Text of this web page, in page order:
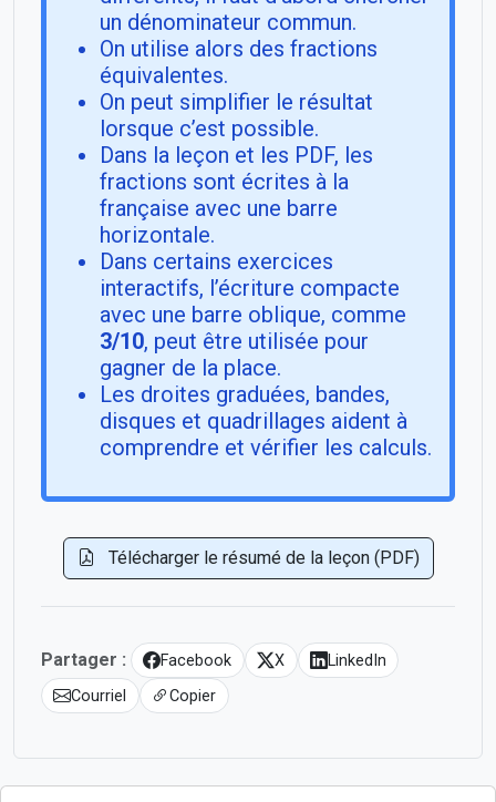
un dénominateur commun.
On utilise alors des fractions
équivalentes.
On peut simplifier le résultat
lorsque c’est possible.
Dans la leçon et les PDF, les
fractions sont écrites à la
française avec une barre
horizontale.
Dans certains exercices
interactifs, l’écriture compacte
avec une barre oblique, comme
3/10, peut être utilisée pour
gagner de la place.
Les droites graduées, bandes,
disques et quadrillages aident à
comprendre et vérifier les calculs.
Télécharger le résumé de la leçon (PDF)
Partager : Facebook X
LinkedIn
Courriel
Copier